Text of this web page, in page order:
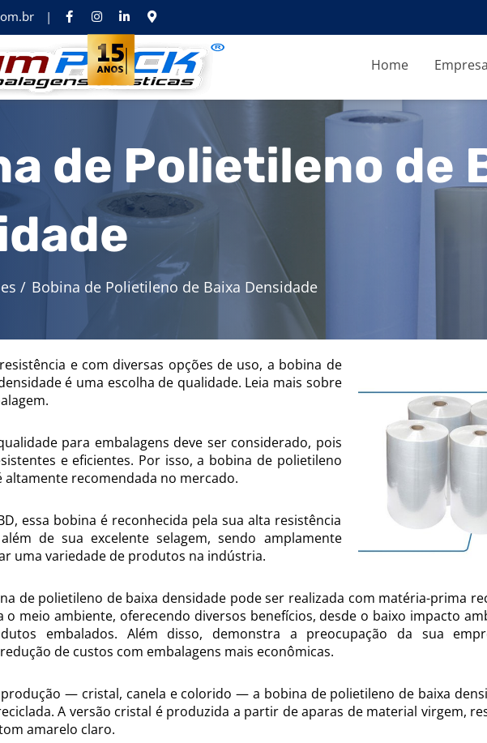
|
Home Empresa
de Polietileno de
/ Bobina de Polietileno de Baixa Densidade
e com diversas opções de uso, a bobina de
é uma escolha de qualidade. Leia mais sobre
para embalagens deve ser considerado, pois
e eficientes. Por isso, a bobina de polietileno
altamente recomendada no mercado.
essa bobina é reconhecida pela sua alta resistência
de sua excelente selagem, sendo amplamente
uma variedade de produtos na indústria.
de polietileno de baixa densidade pode ser realizada com matéria-prima
meio ambiente, oferecendo diversos benefícios, desde o baixo impacto
embalados. Além disso, demonstra a preocupação da sua
de custos com embalagens mais econômicas.
— cristal, canela e colorido — a bobina de polietileno de baixa
A versão cristal é produzida a partir de aparas de material virgem,
amarelo claro.